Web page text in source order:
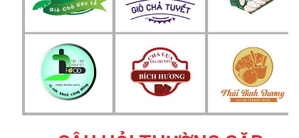
Like – Feedback 2 1 day ago
Tôi sử dụng máy xay giò chả của NEWSUN 2
năm rồi rất tốt, chế độ bảo hành cho khách
hàng theo cá nhân tôi là rất nhiệt tình. Tôi sẽ
còn ủng hộ NEWSUN !